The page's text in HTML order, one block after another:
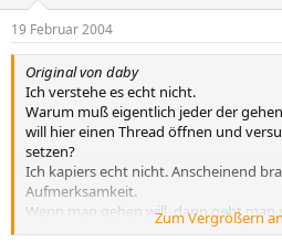
19 Februar 2004
Original von daby
Ich verstehe es echt nicht.
Warum muß eigentlich jeder der
will hier einen Thread öffnen und
setzen?
Ich kapiers echt nicht. Anscheinend
Aufmerksamkeit.
Wenn man gehen will, dann geht man
einige am Herzen kann man sie doch
Zum Vergrößern